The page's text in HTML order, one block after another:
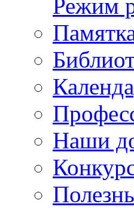
Режим
Наши